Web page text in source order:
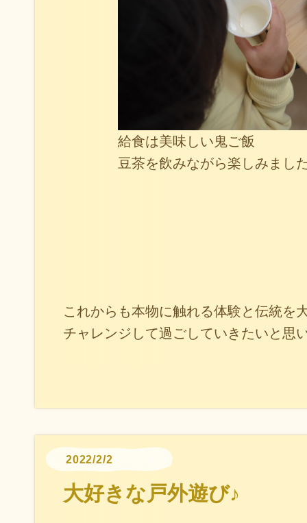
給食は美味しい鬼ご飯
豆茶を飲みながら楽しみまし
これからも本物に触れる体験と伝統を
チャレンジして過ごしていきたいと思
2022/2/2
大好きな戸外遊び♪